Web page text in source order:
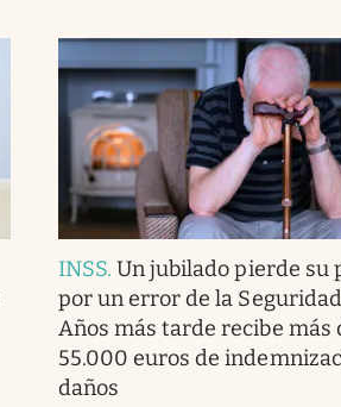
INSS.Un jubilado pierde su
por un error de la
Años más tarde recibe más
55.000 euros de
daños